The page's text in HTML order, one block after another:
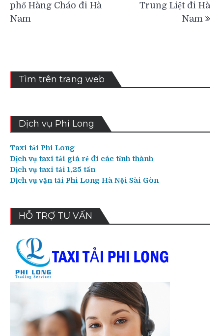
bài
phố Hàng Cháo đi Hà
Nam
Trung Liệt đi Hà
Nam
Tìm trên trang web
Dịch vụ Phi Long
Taxi tải Phi Long
Dịch vụ taxi tải giá rẻ đi các tỉnh thành
Dịch vụ taxi tải 1,25 tấn
Dịch vụ vận tải Phi Long Hà Nội Sài Gòn
HỖ TRỢ TƯ VẤN